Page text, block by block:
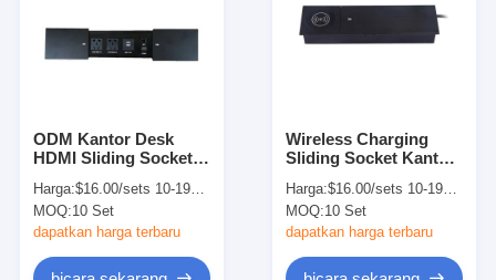
ODM Kantor Desk
HDMI Sliding Socket
230V
Harga:$16.00/sets 10-199 sets
MOQ:10 Set
dapatkan harga terbaru
Wireless Charging
Sliding Socket Kantor
110V-250V
Harga:$16.00/sets 10-199 sets
MOQ:10 Set
dapatkan harga terbaru